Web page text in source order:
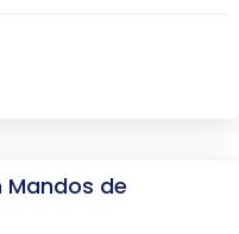
Mandos de